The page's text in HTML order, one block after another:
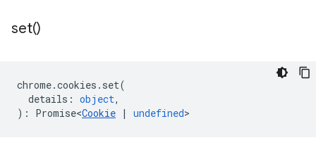
set()
chrome.cookies . set(
details : object,
) : Promise<Cookie | undefined>